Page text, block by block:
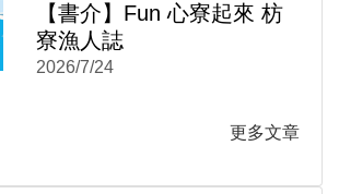
【書介】Fun 心寮起來 枋
寮漁人誌
2026/7/24
更多文章